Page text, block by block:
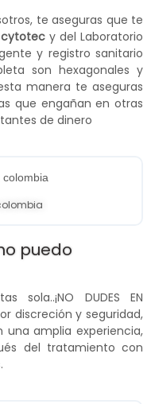
te aseguras que te
cytotec y del Laboratorio
y registro sanitario
son hexagonales y
manera te aseguras
que engañan en otras
de dinero
puedo
sola..¡NO DUDES EN
discreción y seguridad,
una amplia experiencia,
del tratamiento con